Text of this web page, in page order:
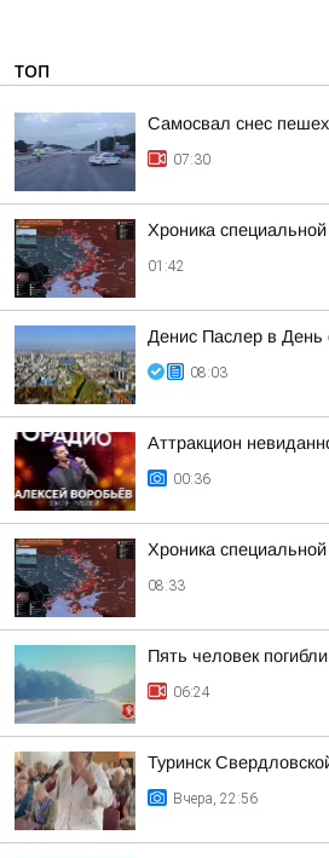
ТОП
Самосвал снес
07:30
Хроника
01:42
Денис Паслер в День
08:03
Аттракцион
00:36
Хроника
08:33
Пять человек
06:24
Туринск
Вчера, 22:56